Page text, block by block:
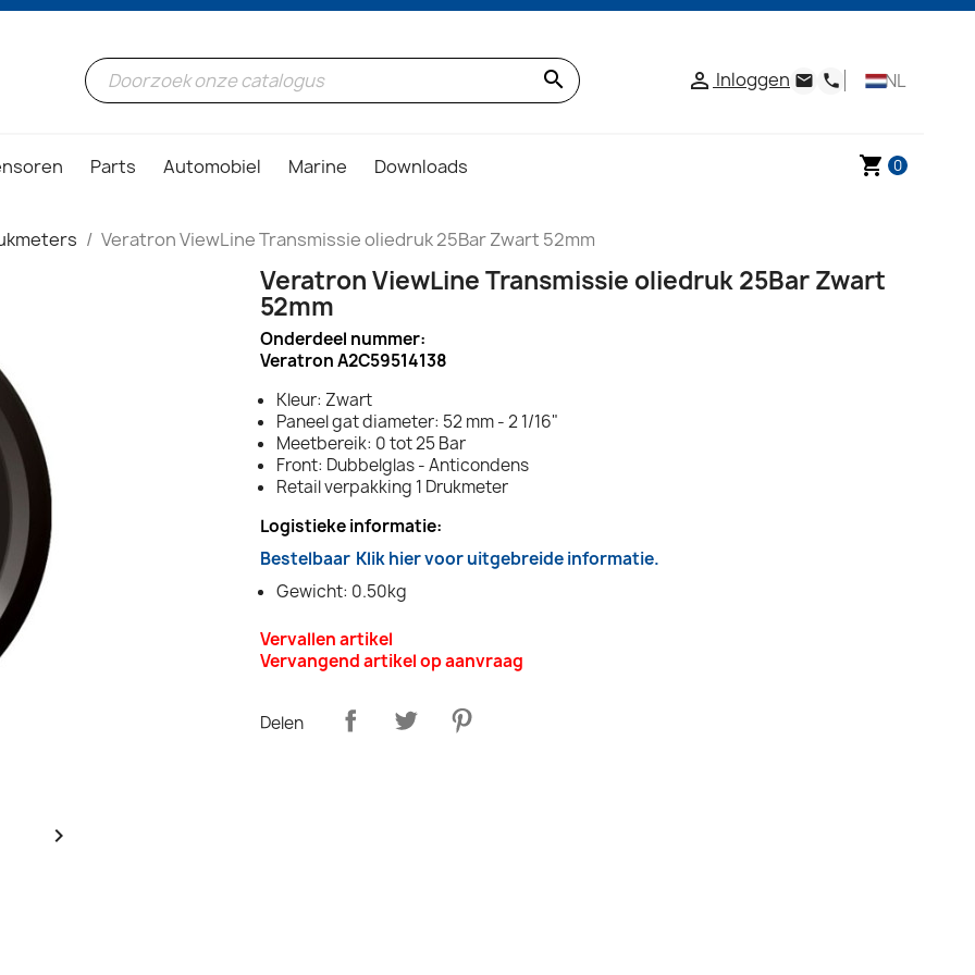
search  Inloggen email phone NL
Parts Automobiel Marine Downloads shopping_cart 0
Veratron ViewLine Transmissie oliedruk 25Bar Zwart 52mm

Veratron ViewLine Transmissie oliedruk 25Bar Zwart
52mm
Onderdeel nummer:
Veratron A2C59514138
Kleur: Zwart
Paneel gat diameter: 52 mm - 2 1/16"
Meetbereik: 0 tot 25 Bar
Front: Dubbelglas - Anticondens
Retail verpakking 1 Drukmeter
Logistieke informatie:
Bestelbaar Klik hier voor uitgebreide informatie.
Gewicht: 0.50kg
Vervallen artikel
Vervangend artikel op aanvraag
Delen